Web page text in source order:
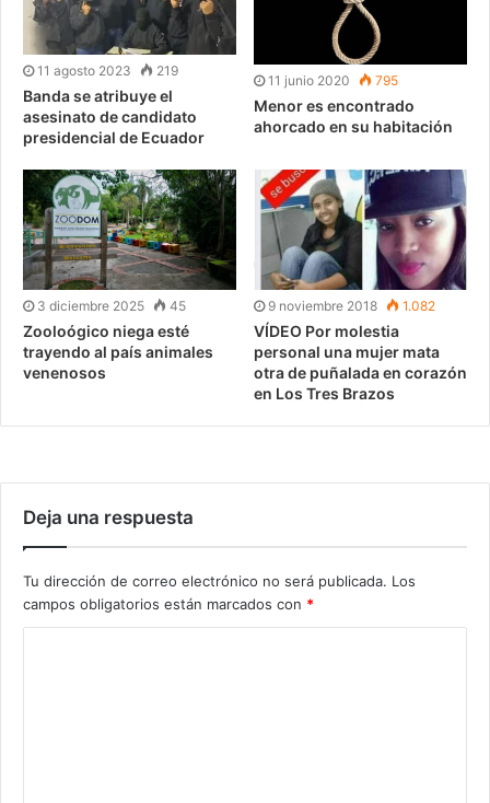
11 agosto 2023 219
Banda se atribuye el
asesinato de candidato
presidencial de Ecuador
11 junio 2020 795
Menor es encontrado
ahorcado en su habitación
3 diciembre 2025 45
Zooloógico niega esté
trayendo al país animales
venenosos
9 noviembre 2018 1.082
VÍDEO Por molestia
personal una mujer mata
otra de puñalada en corazón
en Los Tres Brazos
Deja una respuesta
Tu dirección de correo electrónico no será publicada. Los
campos obligatorios están marcados con *